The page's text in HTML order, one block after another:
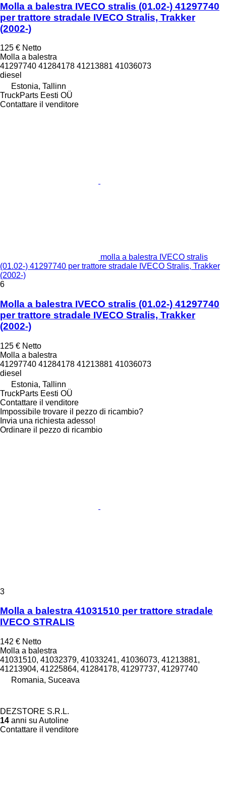
Molla a balestra IVECO stralis (01.02-) 41297740
per trattore stradale IVECO Stralis, Trakker
(2002-)
125 € Netto
Molla a balestra
41297740 41284178 41213881 41036073
diesel
Estonia, Tallinn
TruckParts Eesti OÜ
Contattare il venditore
molla a balestra IVECO stralis
(01.02-) 41297740 per trattore stradale IVECO Stralis, Trakker
(2002-)
6
Molla a balestra IVECO stralis (01.02-) 41297740
per trattore stradale IVECO Stralis, Trakker
(2002-)
125 € Netto
Molla a balestra
41297740 41284178 41213881 41036073
diesel
Estonia, Tallinn
TruckParts Eesti OÜ
Contattare il venditore
Impossibile trovare il pezzo di ricambio?
Invia una richiesta adesso!
Ordinare il pezzo di ricambio
3
Molla a balestra 41031510 per trattore stradale
IVECO STRALIS
142 € Netto
Molla a balestra
41031510, 41032379, 41033241, 41036073, 41213881,
41213904, 41225864, 41284178, 41297737, 41297740
Romania, Suceava
DEZSTORE S.R.L.
14 anni su Autoline
Contattare il venditore